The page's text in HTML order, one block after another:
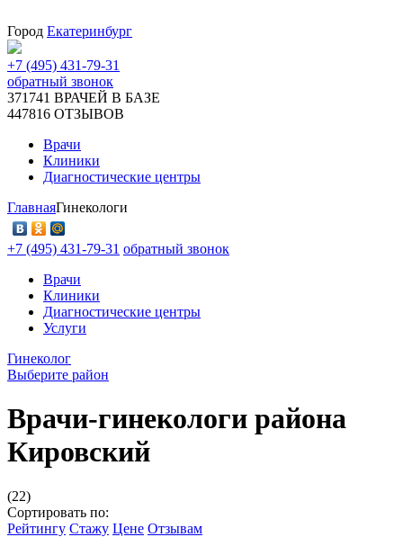
Город Екатеринбург
+7 (495) 431-79-31
обратный звонок
371741 ВРАЧЕЙ В БАЗЕ
447816 ОТЗЫВОВ
Врачи
Клиники
Диагностические центры
ГлавнаяГинекологи
+7 (495) 431-79-31 обратный звонок
Врачи
Клиники
Диагностические центры
Услуги
Гинеколог
Выберите район
Врачи-гинекологи района
Кировский
(22)
Сортировать по:
Рейтингу Стажу Цене Отзывам